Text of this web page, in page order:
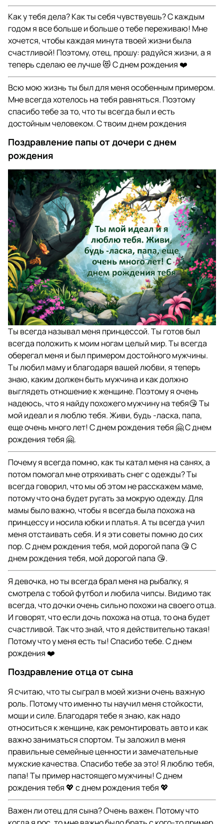
Как у тебя дела? Как ты себя чувствуешь? С каждым
годом я все больше и больше о тебе переживаю! Мне
хочется, чтобы каждая минута твоей жизни была
счастливой! Поэтому, отец, прошу: радуйся жизни, а я
теперь сделаю ее лучше 😻 С днем рождения ❤️
Всю мою жизнь ты был для меня особенным примером.
Мне всегда хотелось на тебя равняться. Поэтому
спасибо тебе за то, что ты всегда был и есть
достойным человеком. С твоим днем рождения
Поздравление папы от дочери с днем
рождения
Ты всегда называл меня принцессой. Ты готов был
всегда положить к моим ногам целый мир. Ты всегда
оберегал меня и был примером достойного мужчины.
Ты любил маму и благодаря вашей любви, я теперь
знаю, каким должен быть мужчина и как должно
выглядеть отношение к женщине. Поэтому я очень
надеюсь, что я найду похожего мужчину на тебя😘 Ты
мой идеал и я люблю тебя. Живи, будь -ласка, папа,
еще очень много лет! С днем рождения тебя 🤗 С днем
рождения тебя 🤗.
Почему я всегда помню, как ты катал меня на санях, а
потом помогал мне отряхивать снег с одежды? Ты
всегда говорил, что мы об этом не расскажем маме,
потому что она будет ругать за мокрую одежду. Для
мамы было важно, чтобы я всегда была похожа на
принцессу и носила юбки и платья. А ты всегда учил
меня отстаивать себя. И я эти советы помню до сих
пор. С днем рождения тебя, мой дорогой папа 😘 С
днем рождения тебя, мой дорогой папа 😘.
Я девочка, но ты всегда брал меня на рыбалку, я
смотрела с тобой футбол и любила чипсы. Видимо так
всегда, что дочки очень сильно похожи на своего отца.
И говорят, что если дочь похожа на отца, то она будет
счастливой. Так что знай, что я действительно такая!
Потому что у меня есть ты! Спасибо тебе. С днем
рождения ❤️
Поздравление отца от сына
Я считаю, что ты сыграл в моей жизни очень важную
роль. Потому что именно ты научил меня стойкости,
мощи и силе. Благодаря тебе я знаю, как надо
относиться к женщине, как ремонтировать авто и как
важно заниматься спортом. Ты заложил в меня
правильные семейные ценности и замечательные
мужские качества. Спасибо тебе за это! Я люблю тебя,
папа! Ты пример настоящего мужчины! С днем
рождения тебя 💖 с днем рождения тебя 💖
Важен ли отец для сына? Очень важен. Потому что